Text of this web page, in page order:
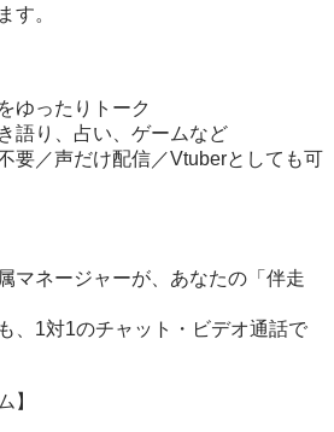
す。
ゆったりトーク
語り、占い、ゲームなど
要／声だけ配信／Vtuberとしても可
マネージャーが、あなたの「伴走
、1対1のチャット・ビデオ通話で
】